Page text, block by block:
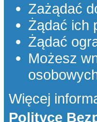
Zażądać
Żądać ich
Żądać
Możesz
Więcej
Polityce